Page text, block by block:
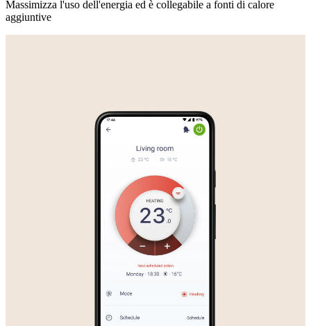
Massimizza l'uso dell'energia ed è collegabile a fonti di calore
aggiuntive